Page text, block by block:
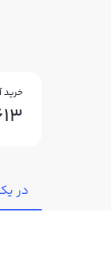
خرید
در